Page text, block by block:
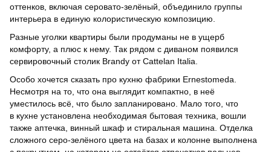
оттенков, включая серовато-зелёный, объединило группы
интерьера в единую колористическую композицию.
Разные уголки квартиры были продуманы не в ущерб
комфорту, а плюс к нему. Так рядом с диваном появился
сервировочный столик Brandy от Cattelan Italia.
Особо хочется сказать про кухню фабрики Ernestomeda.
Несмотря на то, что она выглядит компактно, в неё
уместилось всё, что было запланировано. Мало того, что
в кухне установлена необходимая бытовая техника, вошли
также аптечка, винный шкаф и стиральная машина. Отделка
сложного серо-зелёного цвета на базах и колонне выполнена